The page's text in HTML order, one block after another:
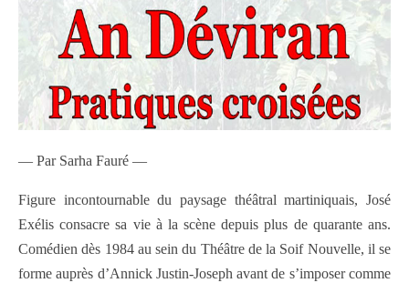
— Par Sarha Fauré —
Figure incontournable du paysage théâtral martiniquais, José
Exélis consacre sa vie à la scène depuis plus de quarante ans.
Comédien dès 1984 au sein du Théâtre de la Soif Nouvelle, il se
forme auprès d’Annick Justin-Joseph avant de s’imposer comme